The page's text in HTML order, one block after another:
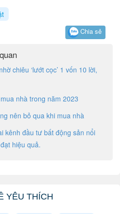
Chia sẻ
chiêu ‘lướt cọc’ 1 vốn 10 lời,
nhà trong năm 2023
nên bỏ qua khi mua nhà
kênh đầu tư bất động sản nổi
hiệu quả.
YÊU THÍCH